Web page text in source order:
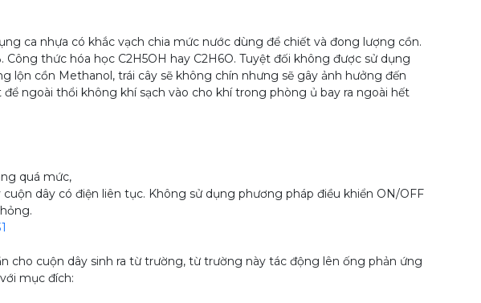
ca nhựa có khắc vạch chia mức nước dùng để chiết và đong lượng cồn.
thức hóa học C2H5OH hay C2H6O. Tuyệt đối không được sử dụng
lộn cồn Methanol, trái cây sẽ không chín nhưng sẽ gây ảnh hưởng đến
ngoài thổi không khí sạch vào cho khí trong phòng ủ bay ra ngoài hết
quá mức,
dây có điện liên tục. Không sử dụng phương pháp điều khiển ON/OFF
cuộn dây sinh ra từ trường, từ trường này tác động lên ống phản ứng
mục đích: